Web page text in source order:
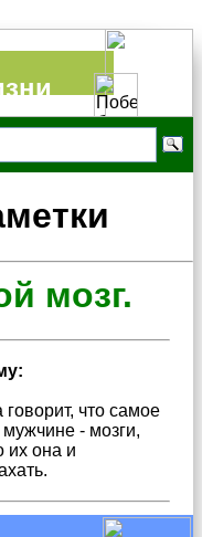
мозг.
что самое
- мозги,
их она и